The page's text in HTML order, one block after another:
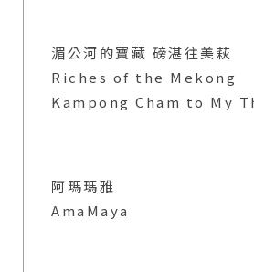
湄公河的寶藏 磅湛往美萩
Riches of the Mekong
Kampong Cham to My
阿瑪瑪雅
AmaMaya